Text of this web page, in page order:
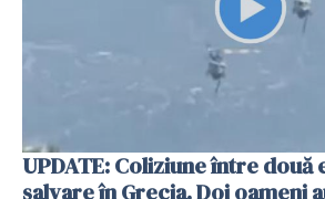
UPDATE: Coliziune între
salvare în Grecia. Doi oameni